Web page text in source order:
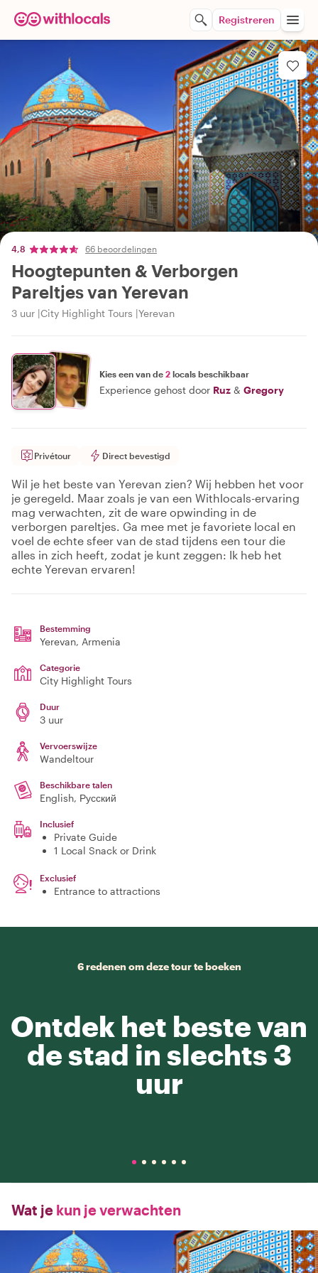
Registreren
4,8 66 beoordelingen
Hoogtepunten & Verborgen
Pareltjes van Yerevan
3 uur City Highlight Tours Yerevan
Kies een van de 2 locals beschikbaar
Experience gehost door Ruz & Gregory
Privétour Direct bevestigd
Wil je het beste van Yerevan zien? Wij hebben het voor
je geregeld. Maar zoals je van een Withlocals-ervaring
mag verwachten, zit de ware opwinding in de
verborgen pareltjes. Ga mee met je favoriete local en
voel de echte sfeer van de stad tijdens een tour die
alles in zich heeft, zodat je kunt zeggen: Ik heb het
echte Yerevan ervaren!
Bestemming
Yerevan, Armenia
Categorie
City Highlight Tours
Duur
3 uur
Vervoerswijze
Wandeltour
Beschikbare talen
English, Русский
Inclusief
Private Guide
1 Local Snack or Drink
Exclusief
Entrance to attractions
6 redenen om deze tour te boeken
Ontdek het beste van
de stad in slechts 3
uur
Wat je kun je verwachten